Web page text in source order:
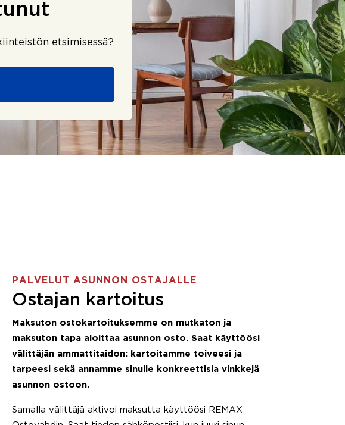
etsimisessä?
PALVELUT ASUNNON OSTAJALLE
Ostajan kartoitus
Maksuton ostokartoituksemme on mutkaton ja
maksuton tapa aloittaa asunnon osto. Saat käyttöösi
välittäjän ammattitaidon: kartoitamme toiveesi ja
tarpeesi sekä annamme sinulle konkreettisia vinkkejä
asunnon ostoon.
Samalla välittäjä aktivoi maksutta käyttöösi REMAX